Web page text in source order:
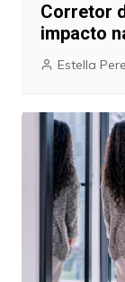
Corretor
impacto
Estella